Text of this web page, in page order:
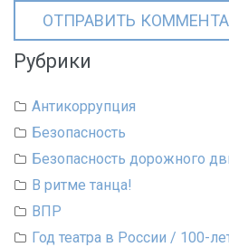
Рубрики
Антикоррупция
Безопасность
Безопасность дорожного
В ритме танца!
ВПР
Год театра в России / 100-